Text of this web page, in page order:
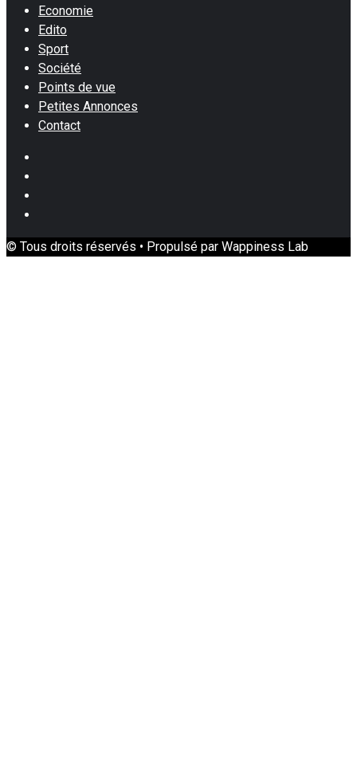
Economie
Edito
Sport
Société
Points de vue
Petites Annonces
Contact
© Tous droits réservés • Propulsé par Wappiness Lab